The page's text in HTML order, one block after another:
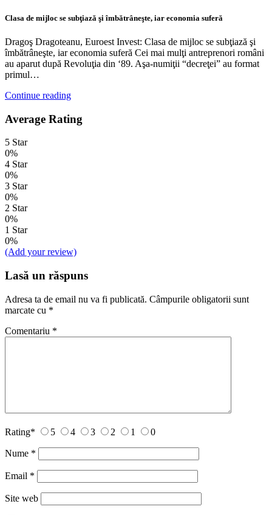
Clasa de mijloc se subţiază şi îmbătrâneşte, iar economia suferă
Dragoş Dragoteanu, Euroest Invest: Clasa de mijloc se subţiază şi
îmbătrâneşte, iar economia suferă Cei mai mulţi antreprenori români
au aparut după Revoluţia din ‘89. Aşa-numiţii “decreţei” au format
primul…
Continue reading
Average Rating
5 Star
0%
4 Star
0%
3 Star
0%
2 Star
0%
1 Star
0%
(Add your review)
Lasă un răspuns
Adresa ta de email nu va fi publicată. Câmpurile obligatorii sunt
marcate cu *
Comentariu *
Rating* 5 4 3 2 1 0
Nume *
Email *
Site web